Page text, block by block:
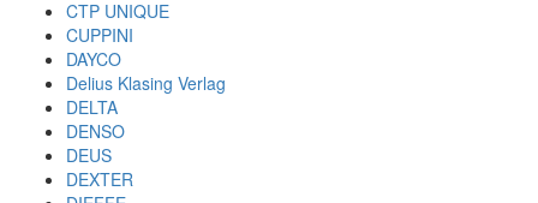
CTP UNIQUE
CUPPINI
DAYCO
Delius Klasing Verlag
DELTA
DENSO
DEUS
DEXTER